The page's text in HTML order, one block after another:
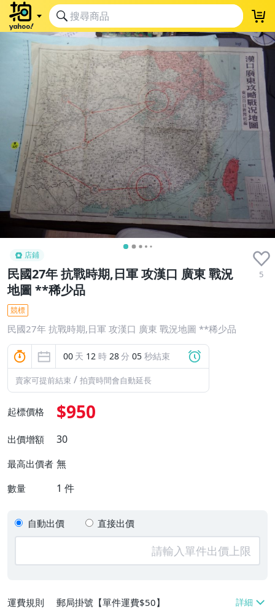
店鋪
民國27年 抗戰時期,日軍 攻漢口 廣東 戰況
地圖 **稀少品
5
競標
民國27年 抗戰時期,日軍 攻漢口 廣東 戰況地圖 **稀少品
00 天 12 時 28分 04 秒結束
賣家可提前結束 / 拍賣時間會自動延長
起標價格 $950
出價增額 30
最高出價者 無
數量 1 件
自動出價 直接出價
運費規則
郵局掛號【單件運費$50】